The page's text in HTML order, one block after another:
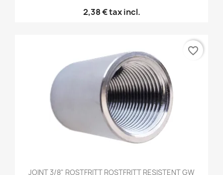
2,38 €tax incl.
JOINT 3/8" ROSTFRITT ROSTFRITT RESISTENT GW
favorite_border